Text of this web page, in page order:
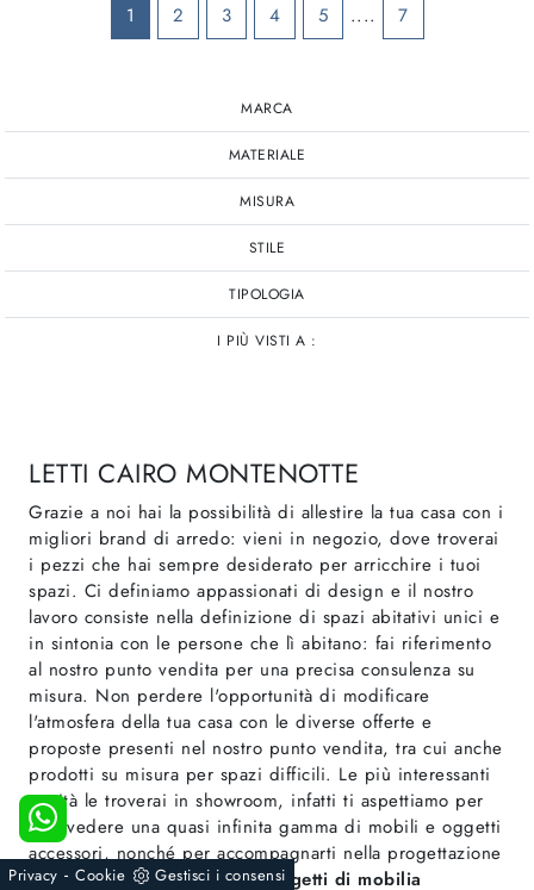
MARCA
MATERIALE
MISURA
STILE
TIPOLOGIA
I PIÙ VISTI A :
1 2 3 4 5 .... 7
LETTI CAIRO MONTENOTTE
Grazie a noi hai la possibilità di allestire la tua casa con i
migliori brand di arredo: vieni in negozio, dove troverai
i pezzi che hai sempre desiderato per arricchire i tuoi
spazi. Ci definiamo appassionati di design e il nostro
lavoro consiste nella definizione di spazi abitativi unici e
in sintonia con le persone che lì abitano: fai riferimento
al nostro punto vendita per una precisa consulenza su
misura. Non perdere l'opportunità di modificare
l'atmosfera della tua casa con le diverse offerte e
proposte presenti nel nostro punto vendita, tra cui anche
prodotti su misura per spazi difficili. Le più interessanti
novità le troverai in showroom, infatti ti aspettiamo per
farti vedere una quasi infinita gamma di mobili e oggetti
accessori, nonché per accompagnarti nella progettazione
della tua casa. Sviluppiamoprogetti di mobilia
Privacy - Cookie Gestisci i consensi